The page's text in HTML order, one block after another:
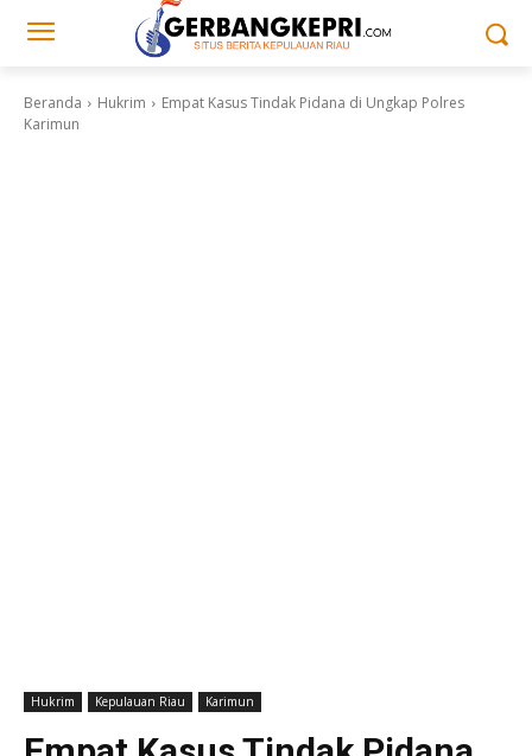
Beranda Hukrim
Empat Kasus Tindak Pidana di Ungkap Polres
Karimun
Hukrim Kepulauan Riau Karimun